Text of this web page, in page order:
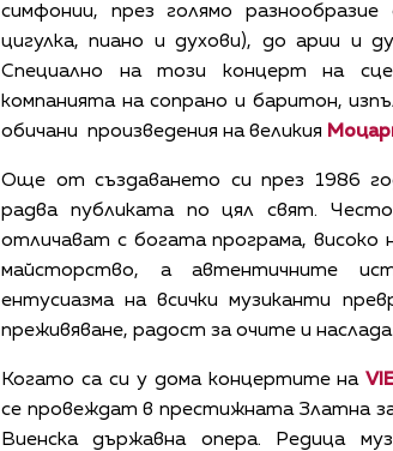
симфонии, през голямо
цигулка, пиано и духови), до арии и
Специално на този концерт на
компанията на сопрано и баритон,
обичани произведения на великия
Oще от създаването си през 1986
радва публиката по цял свят.
отличават с богата програма, високо
майсторство, а автентичните
ентусиазма на всички музиканти
преживяване, радост за очите и
Когато са си у дома концертите на
се провеждат в престижната Златна
Виенска държавна опера. Редица